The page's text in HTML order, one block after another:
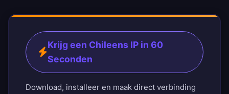
Krijg een Chileens IP in 60
Seconden
Download, installeer en maak direct verbinding